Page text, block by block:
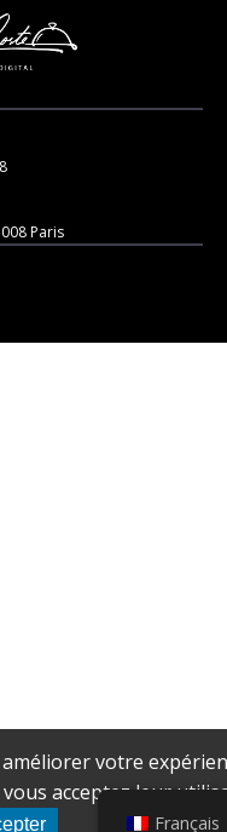
Paris
votre
acceptez leur
Français